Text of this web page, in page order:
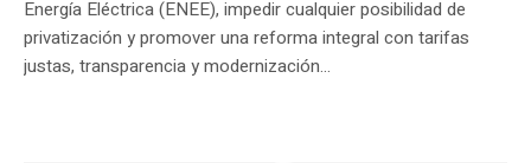
Energía Eléctrica (ENEE), impedir cualquier posibilidad de
privatización y promover una reforma integral con tarifas
justas, transparencia y modernización...